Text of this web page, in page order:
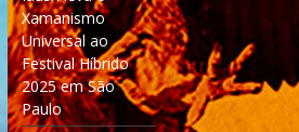
Xamanismo
Universal ao
Festival Híbrido
2025 em São
Paulo